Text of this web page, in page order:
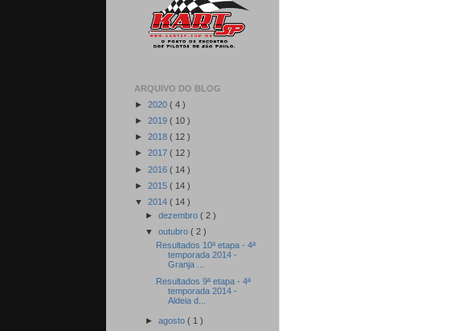
ARQUIVO DO BLOG
► 2020 ( 4 )
► 2019 ( 10 )
► 2018 ( 12 )
► 2017 ( 12 )
► 2016 ( 14 )
► 2015 ( 14 )
▼ 2014 ( 14 )
► dezembro ( 2 )
▼ outubro ( 2 )
Resultados 10ª etapa - 4ª
temporada 2014 -
Granja ...
Resultados 9ª etapa - 4ª
temporada 2014 -
Aldeia d...
► agosto ( 1 )